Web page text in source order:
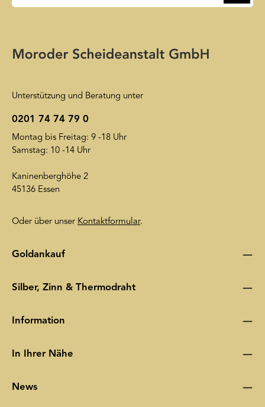
Datenschutzerklärungwird insoweit verwiesen.
Unterstützung und Beratung unter
0201 74 74 79 0
Montag bis Freitag: 9 -18 Uhr
Samstag: 10 -14 Uhr
Kaninenberghöhe 2
45136 Essen
Oder über unser Kontaktformular.
Goldankauf
Silber, Zinn & Thermodraht
Information
In Ihrer Nähe
News